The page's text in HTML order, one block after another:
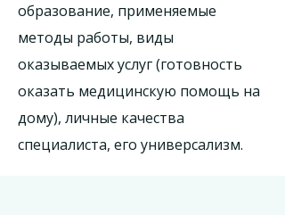
образование, применяемые
методы работы, виды
оказываемых услуг (готовность
оказать медицинскую помощь на
дому), личные качества
специалиста, его универсализм.